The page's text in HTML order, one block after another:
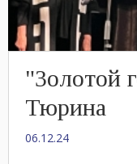
"Золотой
Тюрина
06.12.24